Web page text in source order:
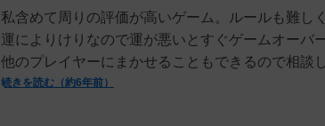
私含めて周りの評価が高いゲーム。ルールも難し
運によりけりなので運が悪いとすぐゲームオーバ
他のプレイヤーにまかせることもできるので相談
続きを読む（約6年前）